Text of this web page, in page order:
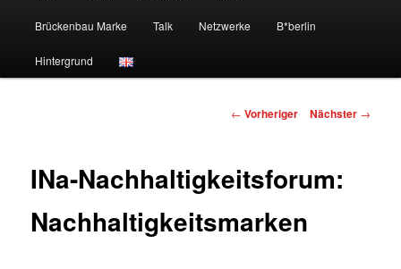
Brückenbau Marke Talk Netzwerke B*berlin
Hintergrund
Beitragsnavigation
← Vorheriger Nächster →
INa-Nachhaltigkeitsforum:
Nachhaltigkeitsmarken